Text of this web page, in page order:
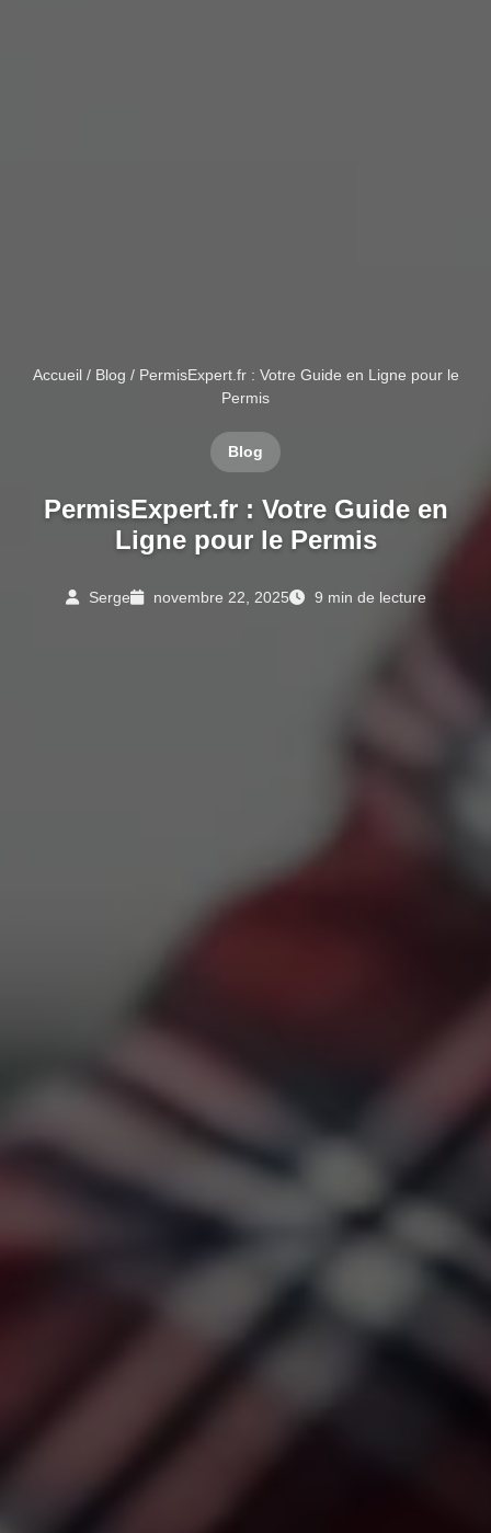
Accueil/ Blog / PermisExpert.fr : Votre Guide en Ligne pour le
Permis
Blog
PermisExpert.fr : Votre Guide en
Ligne pour le Permis
Serge novembre 22, 2025 9 min de lecture